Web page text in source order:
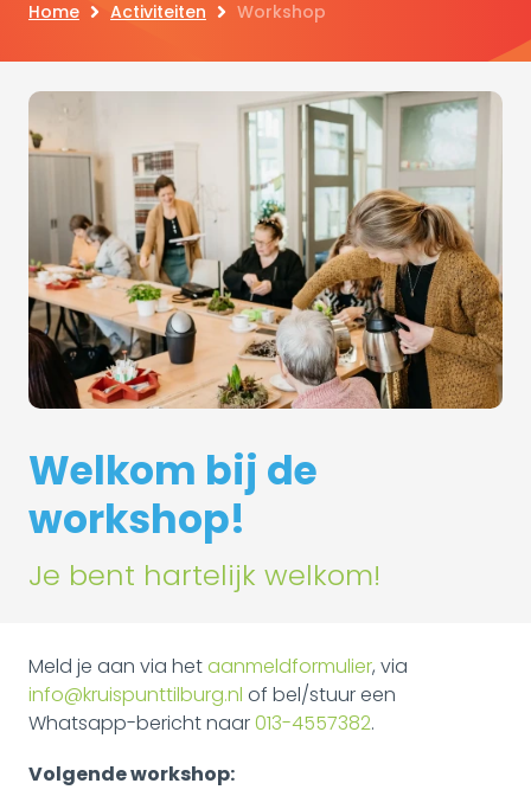
Home Activiteiten Workshop
Welkom bij de
workshop!
Je bent hartelijk welkom!
Meld je aan via hetaanmeldformulier, via
info@kruispunttilburg.nl of bel/stuur een
Whatsapp-bericht naar013-4557382.
Volgende workshop: